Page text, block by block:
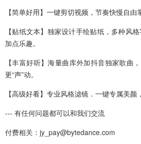
【简单好用】一键剪切视频，节奏快慢自由
【贴纸文本】独家设计手绘贴纸，多种风
加点乐趣。
【丰富好听】海量曲库外加抖音独家歌曲
更“声”动。
【高级好看】专业风格滤镜．一键专属美颜
--- 有任何问题都可以和我们交流
付费相关：jy_pay@bytedance.com